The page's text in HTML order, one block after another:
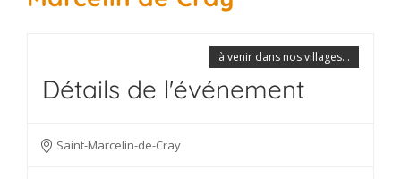
à venir dans nos villages...
Détails de l'événement
Saint-Marcelin-de-Cray